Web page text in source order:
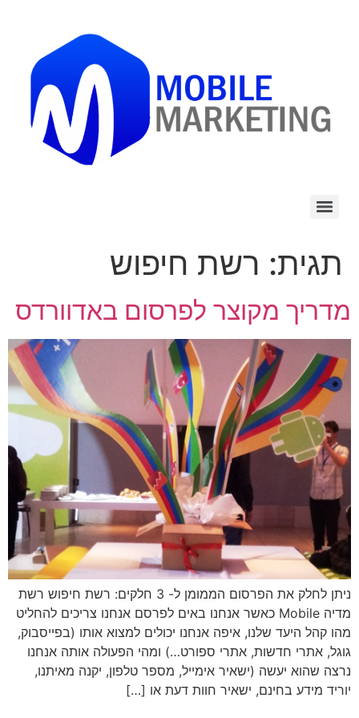
תגית: רשת חיפוש
מדריך מקוצר לפרסום באדוורדס
ניתן לחלק את הפרסום הממומן ל- 3 חלקים: רשת חיפוש רשת
מדיה Mobile כאשר אנחנו באים לפרסם אנחנו צריכים להחליט
מהו קהל היעד שלנו, איפה אנחנו יכולים למצוא אותו (בפייסבוק,
גוגל, אתרי חדשות, אתרי ספורט…) ומהי הפעולה אותה אנחנו
נרצה שהוא יעשה (ישאיר אימייל, מספר טלפון, יקנה מאיתנו,
יוריד מידע בחינם, ישאיר חוות דעת או […]